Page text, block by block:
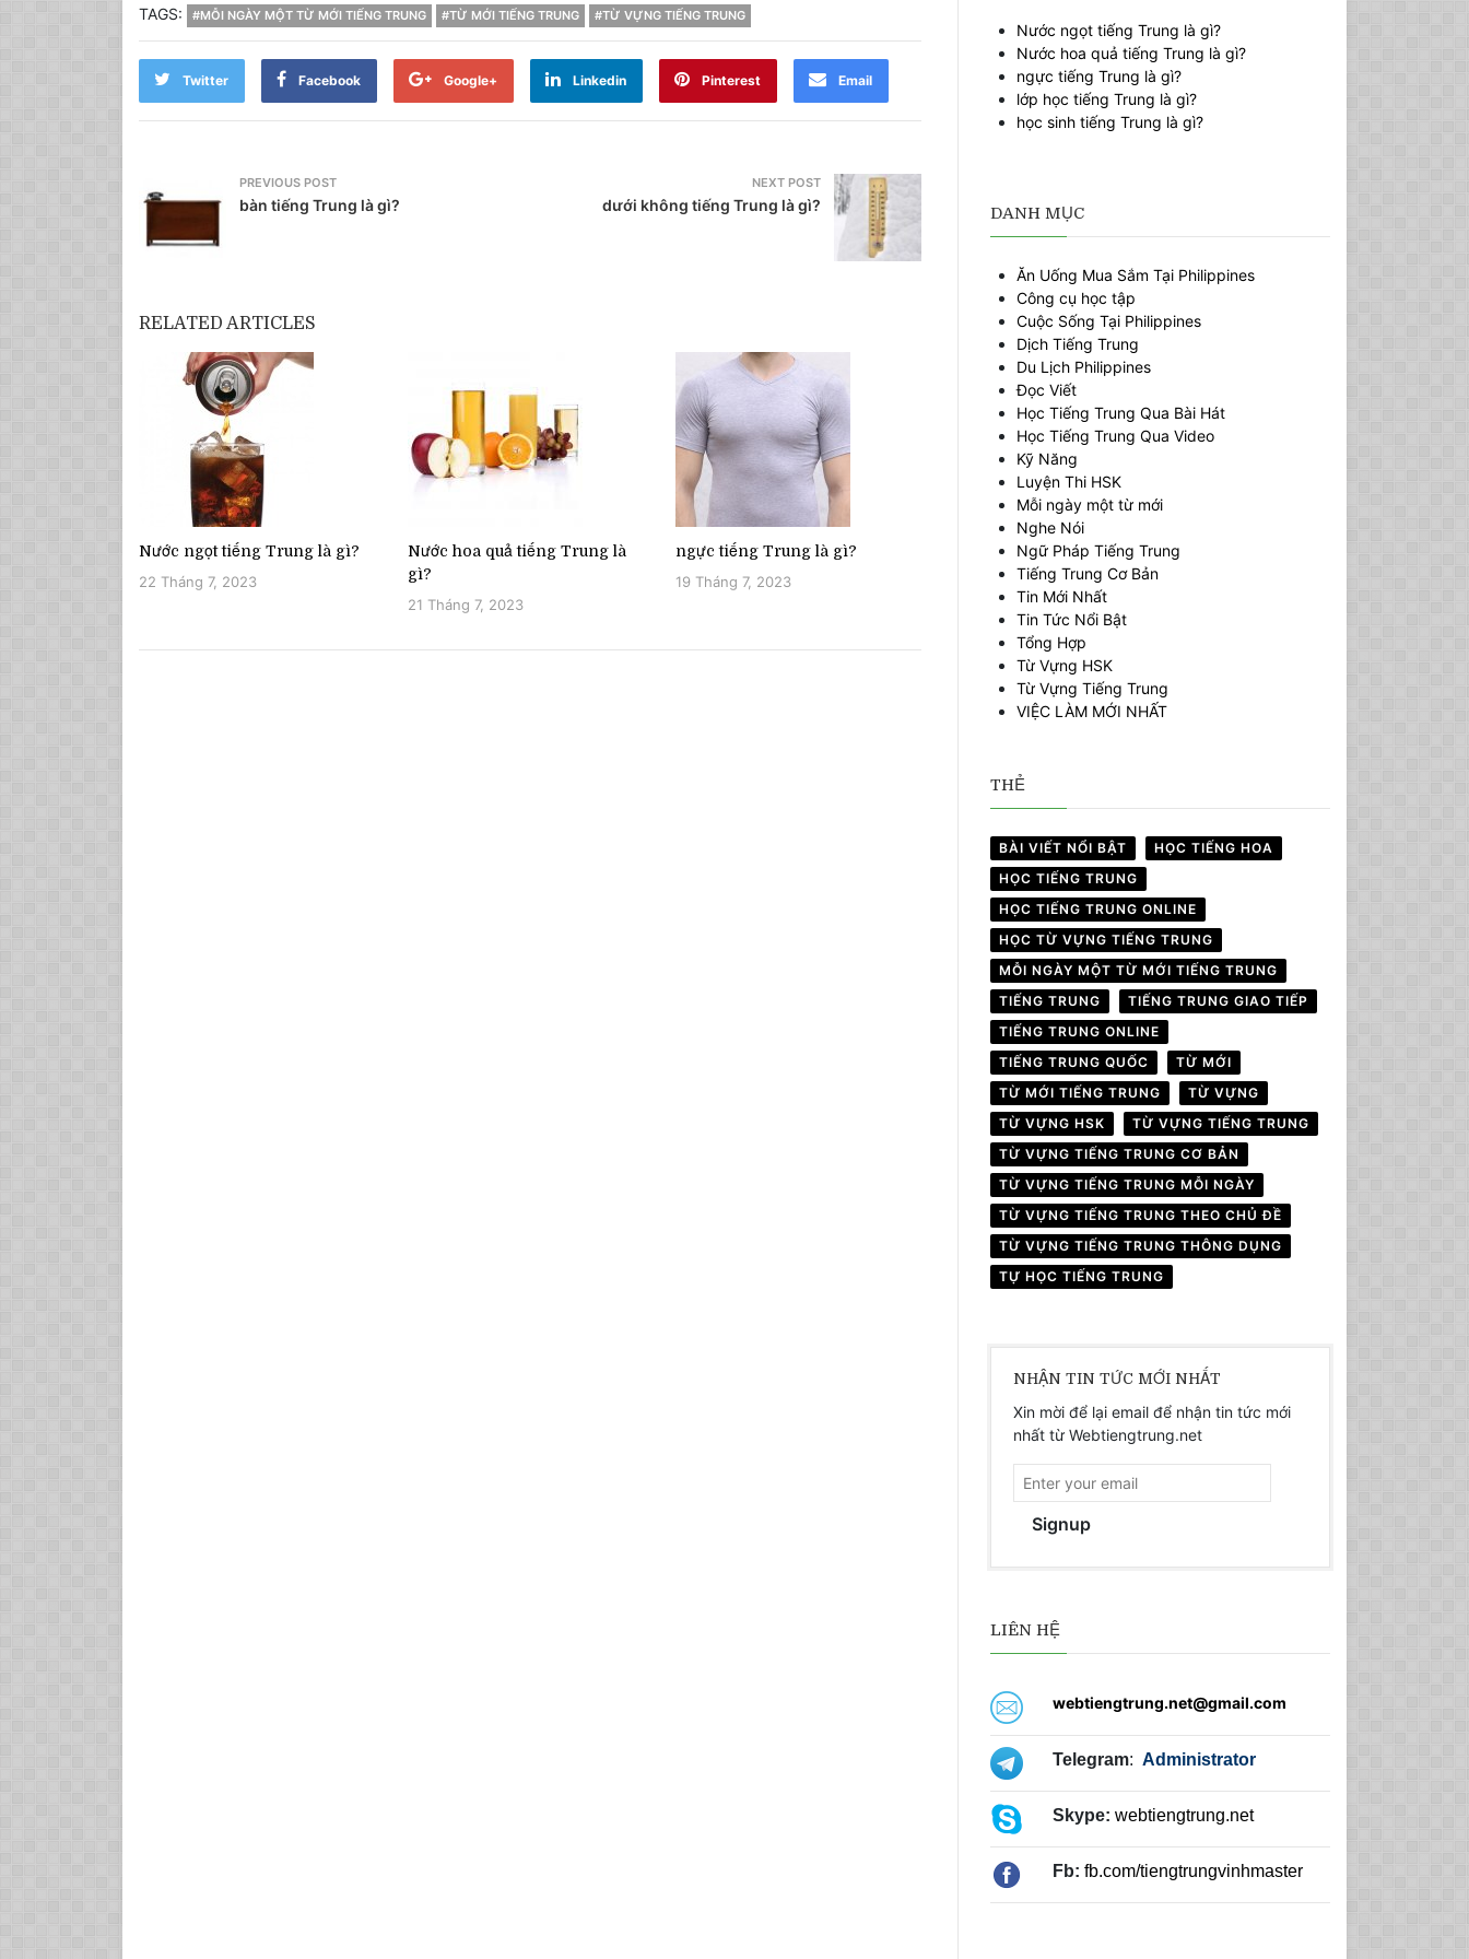
TAGS: #MỖI NGÀY MỘT TỪ MỚI TIẾNG TRUNG #TỪ MỚI TIẾNG TRUNG #TỪ VỰNG TIẾNG TRUNG
Twitter Facebook Google+ Linkedin Pinterest Email
PREVIOUS POST
bàn tiếng Trung là gì?
NEXT POST
dưới không tiếng Trung là gì?
RELATED ARTICLES
Nước ngọt tiếng Trung là gì?
22 Tháng 7, 2023
Nước hoa quả tiếng Trung là
gì?
21 Tháng 7, 2023
ngực tiếng Trung là gì?
19 Tháng 7, 2023
Nước ngọt tiếng Trung là gì?
Nước hoa quả tiếng Trung là gì?
ngực tiếng Trung là gì?
lớp học tiếng Trung là gì?
học sinh tiếng Trung là gì?
DANH MỤC
Ăn Uống Mua Sắm Tại Philippines
Công cụ học tập
Cuộc Sống Tại Philippines
Dịch Tiếng Trung
Du Lịch Philippines
Đọc Viết
Học Tiếng Trung Qua Bài Hát
Học Tiếng Trung Qua Video
Kỹ Năng
Luyện Thi HSK
Mỗi ngày một từ mới
Nghe Nói
Ngữ Pháp Tiếng Trung
Tiếng Trung Cơ Bản
Tin Mới Nhất
Tin Tức Nổi Bật
Tổng Hợp
Từ Vựng HSK
Từ Vựng Tiếng Trung
VIỆC LÀM MỚI NHẤT
THẺ
BÀI VIẾT NỔI BẬT
HỌC TIẾNG HOA
HỌC TIẾNG TRUNG
HỌC TIẾNG TRUNG ONLINE
HỌC TỪ VỰNG TIẾNG TRUNG
MỖI NGÀY MỘT TỪ MỚI TIẾNG TRUNG
TIẾNG TRUNG
TIẾNG TRUNG GIAO TIẾP
TIẾNG TRUNG ONLINE
TIẾNG TRUNG QUỐC
TỪ MỚI
TỪ MỚI TIẾNG TRUNG
TỪ VỰNG
TỪ VỰNG HSK
TỪ VỰNG TIẾNG TRUNG
TỪ VỰNG TIẾNG TRUNG CƠ BẢN
TỪ VỰNG TIẾNG TRUNG MỖI NGÀY
TỪ VỰNG TIẾNG TRUNG THEO CHỦ ĐỀ
TỪ VỰNG TIẾNG TRUNG THÔNG DỤNG
TỰ HỌC TIẾNG TRUNG
NHẬN TIN TỨC MỚI NHẤT
Xin mời để lại email để nhận tin tức mới
nhất từ Webtiengtrung.net
Signup
LIÊN HỆ
webtiengtrung.net@gmail.com
Telegram: Administrator
Skype: webtiengtrung.net
Fb: fb.com/tiengtrungvinhmaster